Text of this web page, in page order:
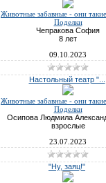
Животные забавные - они
Поделки
Чепракова София
8 лет
09.10.2023
Настольный театр "...
Животные забавные - они
Поделки
Осипова Людмила
взрослые
23.07.2023
"Ну, заяц!"